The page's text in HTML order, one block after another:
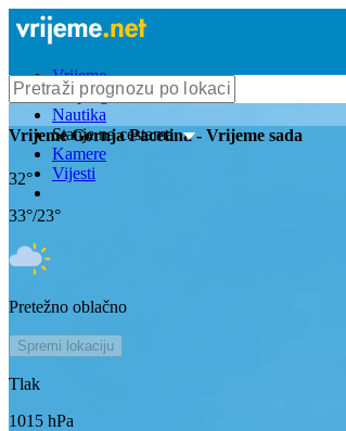
Vrijeme
Bioprognoza
Nautika
Stanje na cestama
Kamere
Vijesti
VrijemeGornja Pacetina- Vrijeme sada
32°
33°/23°
Pretežno oblačno
Spremi lokaciju
Tlak
1015 hPa